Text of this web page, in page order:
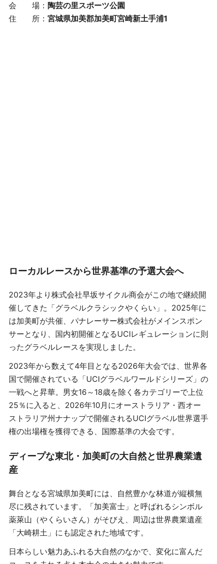
会 場： 陶芸の里スポーツ公園
住 所： 宮城県加美郡加美町宮崎新土手浦1
ローカルレースから世界基準の予選大会へ
2023年より株式会社早坂サイクル商会がこの地で継続開
催してきた「グラベルクラシックやくらい」。2025年に
は加美町が共催、パナレーサー株式会社がメインスポン
サーとなり、国内初開催となるUCIレギュレーションに則
ったグラベルレースを実現しました。
2023年から数えて4年目となる2026年大会では、世界各
国で開催されている「UCIグラベルワールドシリーズ」の
一戦へと昇華。男女16～18歳を除く各カテゴリーで上位
25％に入ると、2026年10月にオーストラリア・西オー
ストラリア州ナナップで開催されるUCIグラベル世界選手
権の出場権を獲得できる、国際基準の大会です。
ディープな東北・加美町の大自然と世界農業遺
産
舞台となる宮城県加美町には、自然豊かな林道が縦横無
尽に残されています。「加美富士」と呼ばれるシンボル
薬萊山（やくらいさん）がそびえ、周辺は世界農業遺産
「大崎耕土」にも認定された地域です。
日本らしい魅力あふれる大自然のなかで、変化に富んだ